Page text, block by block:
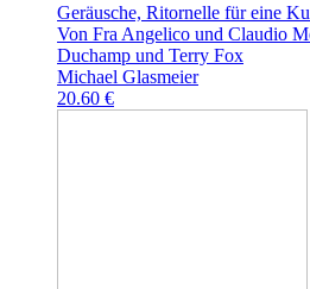
Geräusche, Ritornelle für eine
Von Fra Angelico und Claudio
Duchamp und Terry Fox
Michael Glasmeier
20.60 €